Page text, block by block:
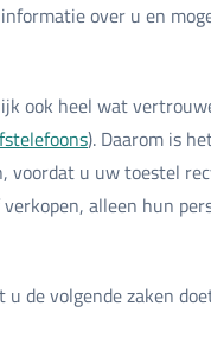
over u en
ook heel wat
). Daarom is
voordat u uw toestel
alleen hun
de volgende zaken